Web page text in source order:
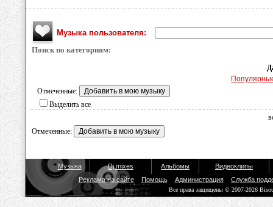
Музыка пользователя:
Поиск по категориям:
Отмеченные:
Выделить все
Отмеченные:
Музыка Dj mixes Альбомы
Видеоклипы
Реклама на сайте
Помощь Администрация Служба
Все права защищены © 2007-2026